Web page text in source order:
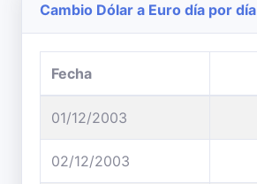
Cambio Dólar a Euro día por día
Fecha
01/12/2003
02/12/2003